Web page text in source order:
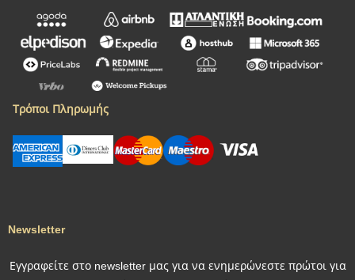
Newsletter
Εγγραφείτε στο newsletter μας για να ενημερώνεστε πρώτοι για
Τρόποι Πληρωμής